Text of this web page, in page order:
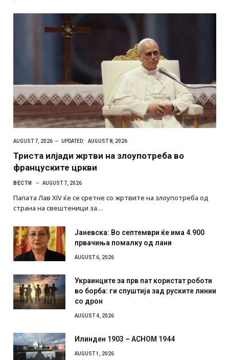
AUGUST 7, 2026 UPDATED: AUGUST 8, 2026
Триста илјади жртви на злоупотреба во
француските цркви
ВЕСТИ AUGUST 7, 2026
Папата Лав XIV ќе се сретне со жртвите на злоупотреба од
страна на свештеници за…
Јаневска: Во септември ќе има 4.900
првачиња помалку од лани
AUGUST 6, 2026
Украинците за прв пат користат роботи
во борба: ги спуштија зад руските линии
со дрон
AUGUST 4, 2026
Илинден 1903 – АСНОМ 1944
AUGUST 1, 2026